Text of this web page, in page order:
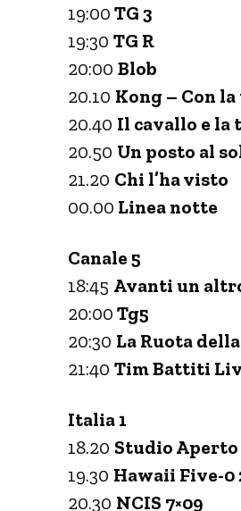
19:00 TG 3
19:30 TG R
20:00 Blob
20.10 Kong – Con
20.40 Il cavallo e la
20.50 Un posto al
21.20 Chi l’ha visto
00.00 Linea notte
Canale 5
18:45 Avanti un
20:00 Tg5
20:30 La Ruota
21:40 Tim Battiti
Italia 1
18.20 Studio Aperto
19.30 Hawaii Five-0
20.30 NCIS 7×09